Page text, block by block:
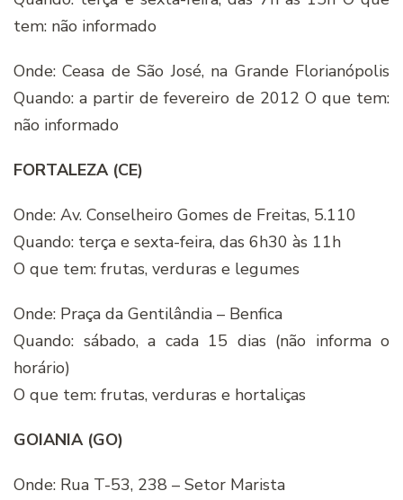
tem: não informado
Onde: Ceasa de São José, na Grande Florianópolis
Quando: a partir de fevereiro de 2012 O que tem:
não informado
FORTALEZA (CE)
Onde: Av. Conselheiro Gomes de Freitas, 5.110
Quando: terça e sexta-feira, das 6h30 às 11h
O que tem: frutas, verduras e legumes
Onde: Praça da Gentilândia – Benfica
Quando: sábado, a cada 15 dias (não informa o
horário)
O que tem: frutas, verduras e hortaliças
GOIANIA (GO)
Onde: Rua T-53, 238 – Setor Marista